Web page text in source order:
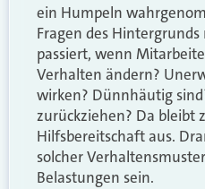
ein Humpeln
Fragen des
passiert, wenn
Verhalten ändern?
wirken? Dünnhäutig
zurückziehen? Da bleibt
Hilfsbereitschaft aus.
solcher
Belastungen sein.